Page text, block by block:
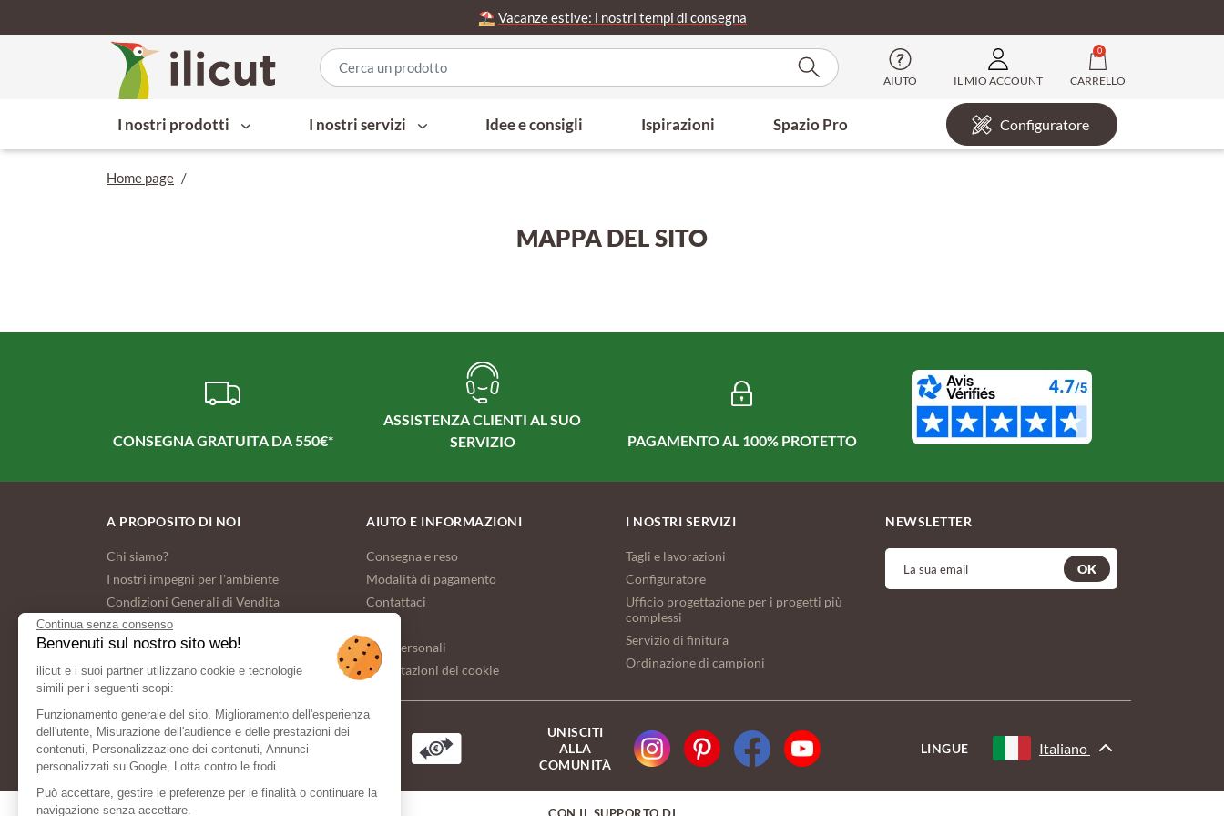
Continua senza consenso
Benvenuti sul nostro sito web!
ilicut e i suoi partner utilizzano cookie e tecnologie
simili per i seguenti scopi:
Funzionamento generale del sito, Miglioramento dell'esperienza
dell'utente, Misurazione dell'audience e delle prestazioni dei
contenuti, Personalizzazione dei contenuti, Annunci
personalizzati su Google, Lotta contro le frodi.
Può accettare, gestire le preferenze per le finalità o continuare la
navigazione senza accettare.
⛱️ Vacanze estive: i nostri tempi di consegna
AIUTO IL MIO ACCOUNT
0
CARRELLO
I nostri prodotti I nostri servizi Idee e consigli Ispirazioni Spazio Pro Configuratore
Home page /
MAPPA DEL SITO
CONSEGNA GRATUITA DA 550€*
ASSISTENZA CLIENTI AL SUO
SERVIZIO
PAGAMENTO AL 100% PROTETTO
A PROPOSITO DI NOI
Chi siamo?
I nostri impegni per l'ambiente
Condizioni Generali di Vendita
AIUTO E INFORMAZIONI
Consegna e reso
Modalità di pagamento
Contattaci
Dati personali
Impostazioni dei cookie
I NOSTRI SERVIZI
Tagli e lavorazioni
Configuratore
Ufficio progettazione per i progetti più
complessi
Servizio di finitura
Ordinazione di campioni
NEWSLETTER
OK
METODO DI
PAGAMENTO
UNISCITI
ALLA
COMUNITÀ
LINGUE Italiano
CON IL SUPPORTO DI